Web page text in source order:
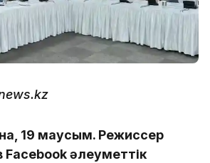
19 маусым. Режиссер
Facebook әлеуметтік